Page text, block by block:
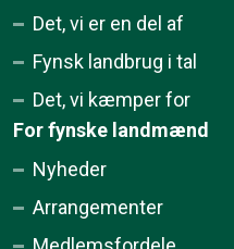
Det, vi er en del af
Fynsk landbrug i tal
Det, vi kæmper for
For fynske landmænd
Nyheder
Arrangementer